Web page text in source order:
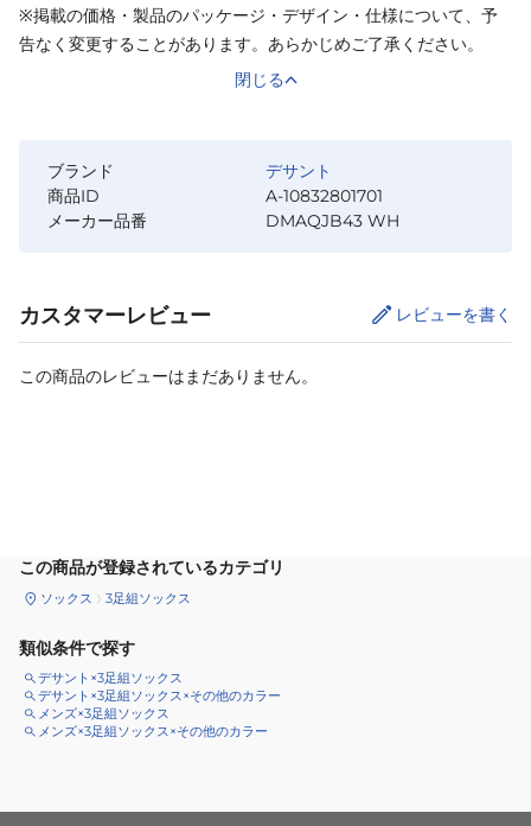
※掲載の価格・製品のパッケージ・デザイン・仕様について、予
告なく変更することがあります。あらかじめご了承ください。
閉じる
ブランド
デサント
商品ID
A-10832801701
メーカー品番
DMAQJB43 WH
カスタマーレビュー レビューを書く
この商品のレビューはまだありません。
この商品が登録されているカテゴリ
ソックス 3足組ソックス
類似条件で探す
デサント×3足組ソックス
デサント×3足組ソックス×その他のカラー
メンズ×3足組ソックス
メンズ×3足組ソックス×その他のカラー